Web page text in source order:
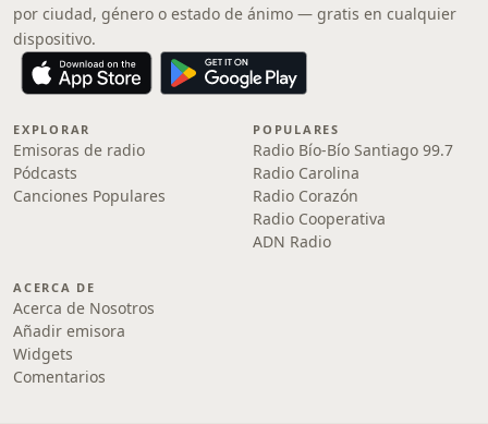
por ciudad, género o estado de ánimo — gratis en cualquier
dispositivo.
EXPLORAR
Emisoras de radio
Pódcasts
Canciones Populares
POPULARES
Radio Bío-Bío Santiago 99.7
Radio Carolina
Radio Corazón
Radio Cooperativa
ADN Radio
ACERCA DE
Acerca de Nosotros
Añadir emisora
Widgets
Comentarios